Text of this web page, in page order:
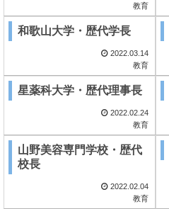
教育
和歌山大学・歴代学長
2022.03.14
教育
星薬科大学・歴代理事長
2022.02.24
教育
山野美容専門学校・歴代
校長
2022.02.04
教育